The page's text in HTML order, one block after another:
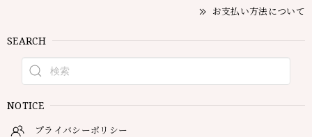
お支払い方法について
SEARCH
NOTICE
プライバシーポリシー